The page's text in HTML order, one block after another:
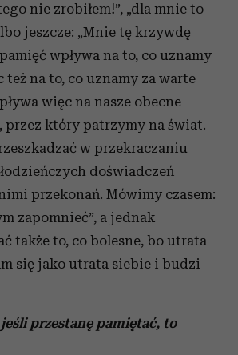
nie zrobiłem!”, „dla mnie to
jeszcze: „Mnie tę krzywdę
wpływa na to, co uznamy
też na to, co uznamy za warte
więc na nasze obecne
przez który patrzymy na świat.
w przekraczaniu
doświadczeń
przekonań. Mówimy czasem:
zapomnieć”, a jednak
także to, co bolesne, bo utrata
się jako utrata siebie i budzi
jeśli przestanę pamiętać, to